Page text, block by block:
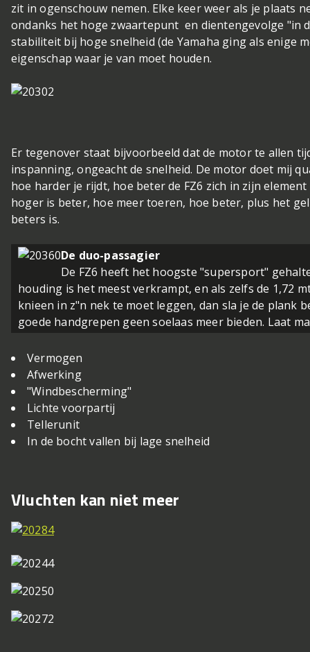
zit in ogenschouw nemen. Elke keer weer als je plaats
ondanks het hoge zwaartepunt en dientengevolge "in
stabiliteit bij hoge snelheid (de Yamaha ging als enige
eigenschap waar je van moet houden.
Er tegenover staat bijvoorbeeld dat de motor te allen
inspanning, ongeacht de snelheid. De motor doet mij
hoe harder je rijdt, hoe beter de FZ6 zich in zijn
hoger is beter, hoe meer toeren, hoe beter, plus het
beters is.
De duo-passagier
De FZ6 heeft het hoogste "supersport"
houding is het meest verkrampt, en als zelfs de 1,72
knieen in z"n nek te moet leggen, dan sla je de plank
goede handgrepen geen soelaas meer bieden. Laat
Vermogen
Afwerking
"Windbescherming"
Lichte voorpartij
Tellerunit
In de bocht vallen bij lage snelheid
Vluchten kan niet meer